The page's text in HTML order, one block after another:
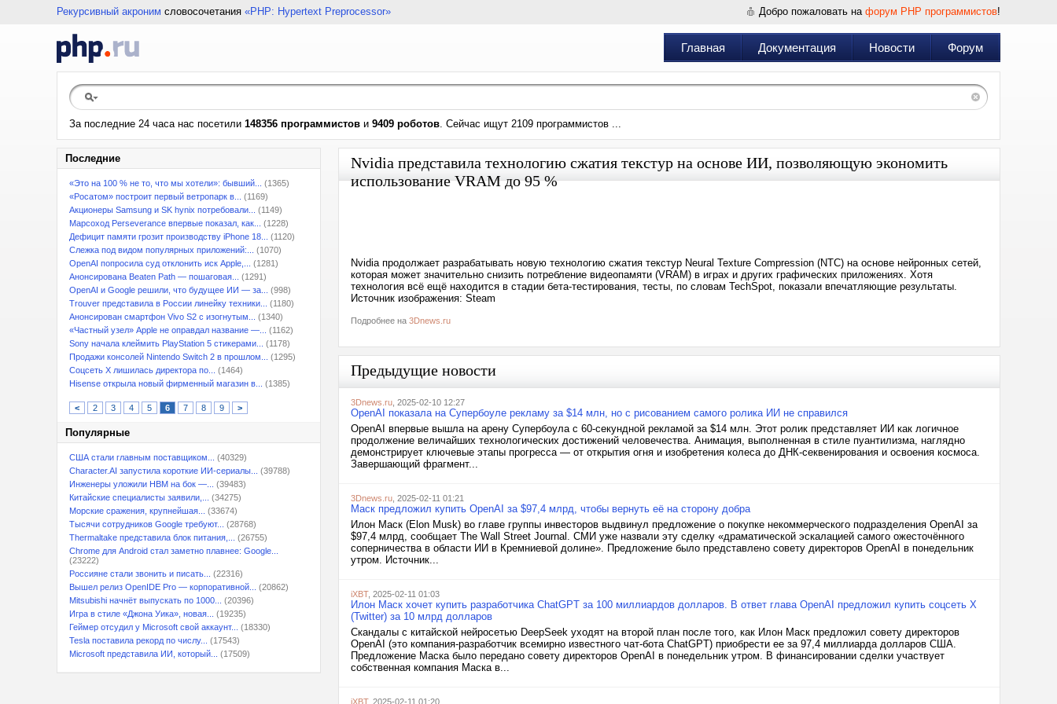
Рекурсивный акроним словосочетания «PHP: Hypertext Preprocessor» Добро пожаловать на форум PHP программистов!
Главная Документация Новости Форум
За последние 24 часа нас посетили 148356 программистов и 9409 роботов. Сейчас ищут 2109 программистов ...
Последние
«Это на 100 % не то, что мы хотели»: бывший...
(1365)
«Росатом» построит первый ветропарк в...
(1169)
Акционеры Samsung и SK hynix потребовали...
(1149)
Марсоход Perseverance впервые показал, как...
(1228)
Дефицит памяти грозит производству iPhone 18...
(1120)
Слежка под видом популярных приложений:...
(1070)
OpenAI попросила суд отклонить иск Apple,...
(1281)
Анонсирована Beaten Path — пошаговая...
(1291)
OpenAI и Google решили, что будущее ИИ — за...
(998)
Trouver представила в России линейку техники...
(1180)
Анонсирован смартфон Vivo S2 с изогнутым...
(1340)
«Частный узел» Apple не оправдал название —...
(1162)
Sony начала клеймить PlayStation 5 стикерами...
(1178)
Продажи консолей Nintendo Switch 2 в прошлом...
(1295)
Соцсеть X лишилась директора по...
(1464)
Hisense открыла новый фирменный магазин в...
(1385)
< 2 3 4 5 6 7 8 9 >
Популярные
США стали главным поставщиком...
(40329)
Character.AI запустила короткие ИИ-сериалы...
(39788)
Инженеры уложили HBM на бок —...
(39483)
Китайские специалисты заявили,...
(34275)
Морские сражения, крупнейшая...
(33674)
Тысячи сотрудников Google требуют...
(28768)
Thermaltake представила блок питания,...
(26755)
Chrome для Android стал заметно плавнее: Google...
(23222)
Россияне стали звонить и писать...
(22316)
Вышел релиз OpenIDE Pro — корпоративной...
(20862)
Mitsubishi начнёт выпускать по 1000...
(20396)
Игра в стиле «Джона Уика», новая...
(19235)
Геймер отсудил у Microsoft свой аккаунт...
(18330)
Tesla поставила рекорд по числу...
(17543)
Microsoft представила ИИ, который...
(17509)
Nvidia представила технологию сжатия текстур на основе ИИ, позволяющую экономить
использование VRAM до 95 %
Nvidia продолжает разрабатывать новую технологию сжатия текстур Neural Texture Compression (NTC) на основе нейронных сетей,
которая может значительно снизить потребление видеопамяти (VRAM) в играх и других графических приложениях. Хотя
технология всё ещё находится в стадии бета-тестирования, тесты, по словам TechSpot, показали впечатляющие результаты.
Источник изображения: Steam
Подробнее на 3Dnews.ru
Предыдущие новости
3Dnews.ru , 2025-02-10 12:27
OpenAI показала на Супербоуле рекламу за $14 млн, но с рисованием самого ролика ИИ не справился
OpenAI впервые вышла на арену Супербоула с 60-секундной рекламой за $14 млн. Этот ролик представляет ИИ как логичное
продолжение величайших технологических достижений человечества. Анимация, выполненная в стиле пуантилизма, наглядно
демонстрирует ключевые этапы прогресса — от открытия огня и изобретения колеса до ДНК-секвенирования и освоения космоса.
Завершающий фрагмент...
3Dnews.ru , 2025-02-11 01:21
Маск предложил купить OpenAI за $97,4 млрд, чтобы вернуть её на сторону добра
Илон Маск (Elon Musk) во главе группы инвесторов выдвинул предложение о покупке некоммерческого подразделения OpenAI за
$97,4 млрд, сообщает The Wall Street Journal. СМИ уже назвали эту сделку «драматической эскалацией самого ожесточённого
соперничества в области ИИ в Кремниевой долине». Предложение было представлено совету директоров OpenAI в понедельник
утром. Источник...
iXBT, 2025-02-11 01:03
Илон Маск хочет купить разработчика ChatGPT за 100 миллиардов долларов. В ответ глава OpenAI предложил купить соцсеть X
(Twitter) за 10 млрд долларов
Скандалы с китайской нейросетью DeepSeek уходят на второй план после того, как Илон Маск предложил совету директоров
OpenAI (это компания-разработчик всемирно известного чат-бота ChatGPT) приобрести ее за 97,4 миллиарда долларов США.
Предложение Маска было передано совету директоров OpenAI в понедельник утром. В финансировании сделки участвует
собственная компания Маска в...
iXBT, 2025-02-11 01:20